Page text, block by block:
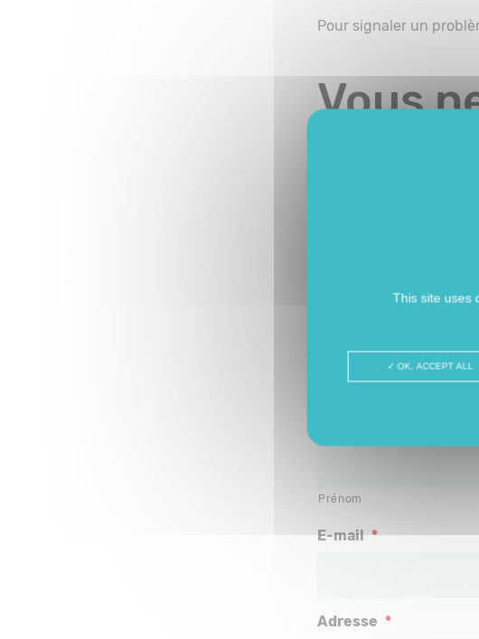
Pour signaler un
Vous
Si vous ne trouvez
contacter les
Prénom
E-mail *
Adresse *
This site uses
OK, ACCEPT ALL